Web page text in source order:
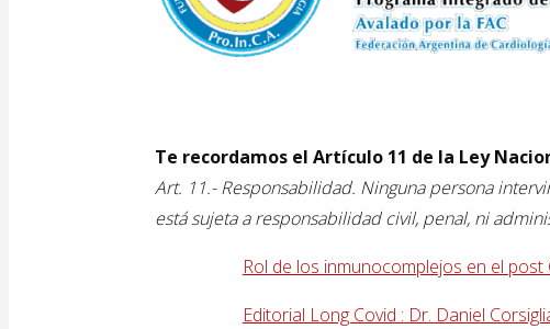
Te recordamos el Artículo 11 de la Ley
Art. 11.- Responsabilidad. Ninguna persona
está sujeta a responsabilidad civil, penal, ni
Rol de los inmunocomplejos en el
Editorial Long Covid : Dr. Daniel